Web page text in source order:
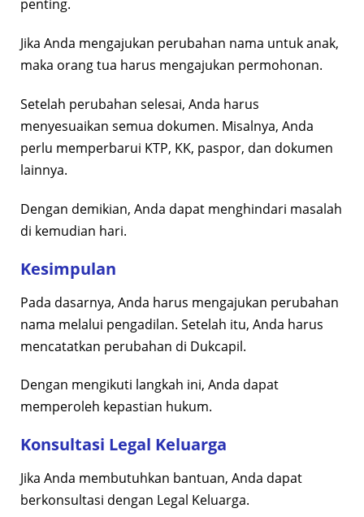
penting.
Jika Anda mengajukan perubahan nama untuk anak,
maka orang tua harus mengajukan permohonan.
Setelah perubahan selesai, Anda harus
menyesuaikan semua dokumen. Misalnya, Anda
perlu memperbarui KTP, KK, paspor, dan dokumen
lainnya.
Dengan demikian, Anda dapat menghindari masalah
di kemudian hari.
Kesimpulan
Pada dasarnya, Anda harus mengajukan perubahan
nama melalui pengadilan. Setelah itu, Anda harus
mencatatkan perubahan di Dukcapil.
Dengan mengikuti langkah ini, Anda dapat
memperoleh kepastian hukum.
Konsultasi Legal Keluarga
Jika Anda membutuhkan bantuan, Anda dapat
berkonsultasi dengan Legal Keluarga.